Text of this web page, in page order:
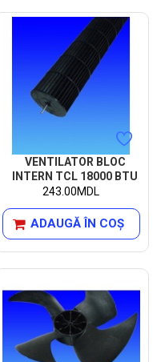
VENTILATOR BLOC
INTERN TCL 18000 BTU
243.00MDL
ADAUGĂ ÎN COŞ